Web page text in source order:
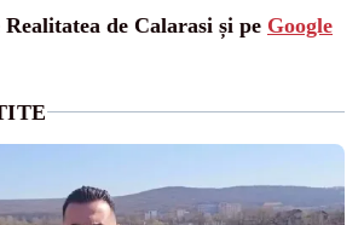
de Calarasi și pe Google